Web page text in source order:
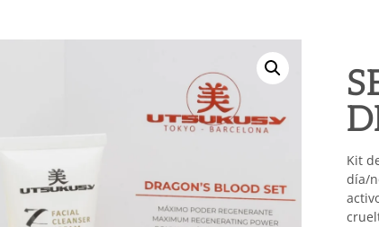
Kit
día/